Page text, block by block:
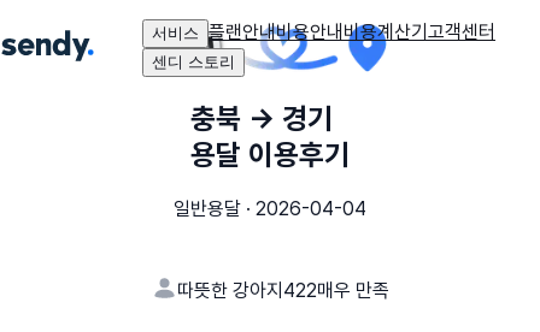
서비스 플랜안내비용안내비용계산기고객센터
센디 스토리
충북 → 경기
용달 이용후기
일반용달 · 2026-04-04
따뜻한 강아지422매우 만족